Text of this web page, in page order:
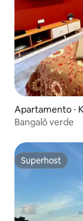
Apartamento ⋅
Bangalô verde
Superhost
Superhost